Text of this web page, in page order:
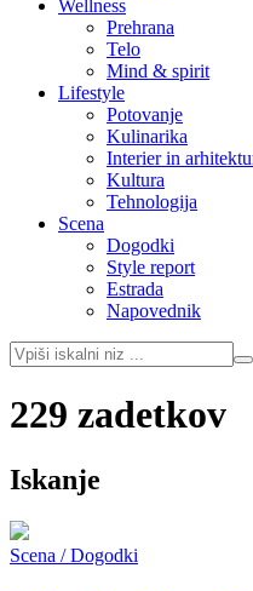
Wellness
Prehrana
Telo
Mind & spirit
Lifestyle
Potovanje
Kulinarika
Interier in
Kultura
Tehnologija
Scena
Dogodki
Style report
Estrada
Napovednik
229 zadetkov
Iskanje
Scena / Dogodki